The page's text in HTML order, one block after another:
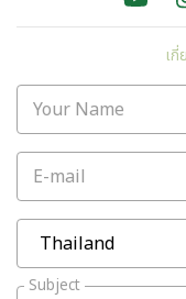
เกี่
Your Name
E-mail
Subject